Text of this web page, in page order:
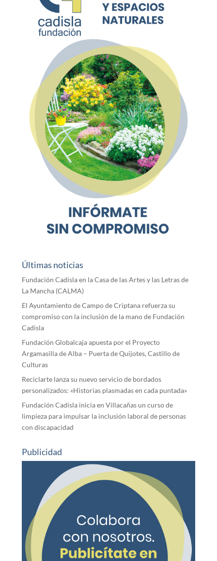
Últimas noticias
Fundación Cadisla en la Casa de las Artes y las Letras de
La Mancha (CALMA)
El Ayuntamiento de Campo de Criptana refuerza su
compromiso con la inclusión de la mano de Fundación
Cadisla
Fundación Globalcaja apuesta por el Proyecto
Argamasilla de Alba – Puerta de Quijotes, Castillo de
Culturas
Reciclarte lanza su nuevo servicio de bordados
personalizados: «Historias plasmadas en cada puntada»
Fundación Cadisla inicia en Villacañas un curso de
limpieza para impulsar la inclusión laboral de personas
con discapacidad
Publicidad